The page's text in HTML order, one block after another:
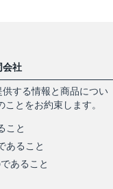
会社
する情報と商品につい
とをお約束します。
こと
あること
あること